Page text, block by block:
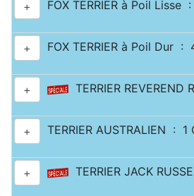
+ FOX TERRIER à Poil Lisse
+ FOX TERRIER à Poil Dur :
+ TERRIER
+ TERRIER AUSTRALIEN : 1
+ TERRIER JACK